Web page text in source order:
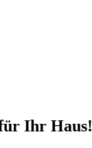
Ihr Haus!